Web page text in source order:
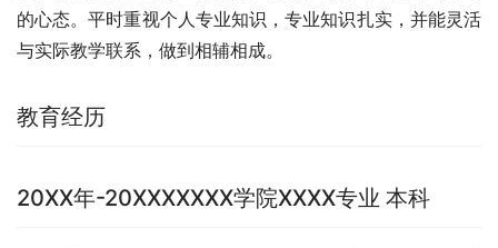
的心态。平时重视个人专业知识，专业知识扎实，并能灵活
与实际教学联系，做到相辅相成。
教育经历
20XX年-20XXXXXXX学院XXXX专业 本科